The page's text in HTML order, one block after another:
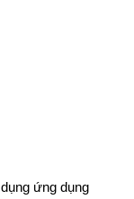
ứng dụng